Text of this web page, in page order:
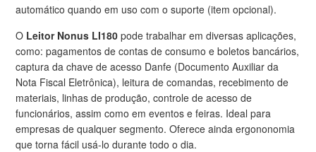
automático quando em uso com o suporte (item opcional).
O Leitor Nonus LI180 pode trabalhar em diversas aplicações,
como: pagamentos de contas de consumo e boletos bancários,
captura da chave de acesso Danfe (Documento Auxiliar da
Nota Fiscal Eletrônica), leitura de comandas, recebimento de
materiais, linhas de produção, controle de acesso de
funcionários, assim como em eventos e feiras. Ideal para
empresas de qualquer segmento. Oferece ainda ergononomia
que torna fácil usá-lo durante todo o dia.